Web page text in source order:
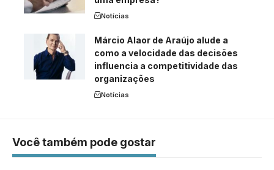
Notícias
Márcio Alaor de Araújo alude a
como a velocidade das decisões
influencia a competitividade das
organizações
Notícias
Você também pode gostar